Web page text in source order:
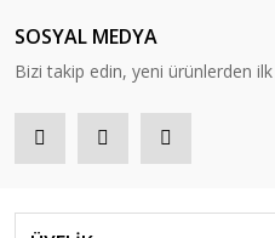
SOSYAL MEDYA
Bizi takip edin, yeni ürünlerden